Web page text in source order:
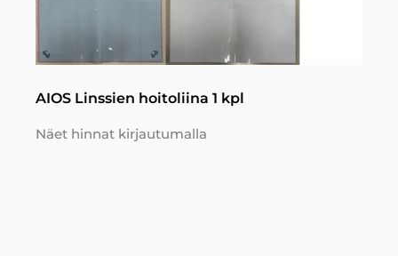
AIOS Linssien hoitoliina 1 kpl
Näet hinnat kirjautumalla